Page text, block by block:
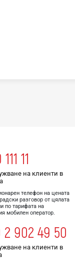
11
на клиенти в
телефон на цената
разговор от цялата
по тарифата на
мобилен оператор.
2 902 49 50
на клиенти в